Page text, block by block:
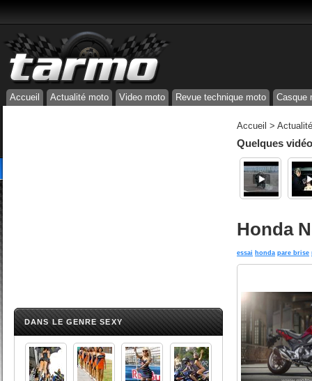
Accueil Actualité moto Video moto Revue technique moto Casque
DANS LE GENRE SEXY
Accueil >
Quelques
Honda
essai honda pare brise